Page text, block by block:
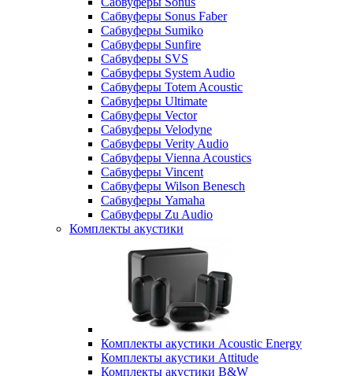
Сабвуферы Sonus Faber
Сабвуферы Sumiko
Сабвуферы Sunfire
Сабвуферы SVS
Сабвуферы System Audio
Сабвуферы Totem Acoustic
Сабвуферы Ultimate
Сабвуферы Vector
Сабвуферы Velodyne
Сабвуферы Verity Audio
Сабвуферы Vienna Acoustics
Сабвуферы Vincent
Сабвуферы Wilson Benesch
Сабвуферы Yamaha
Сабвуферы Zu Audio
Комплекты акустики
Комплекты акустики Acoustic Energy
Комплекты акустики Attitude
Комплекты акустики B&W